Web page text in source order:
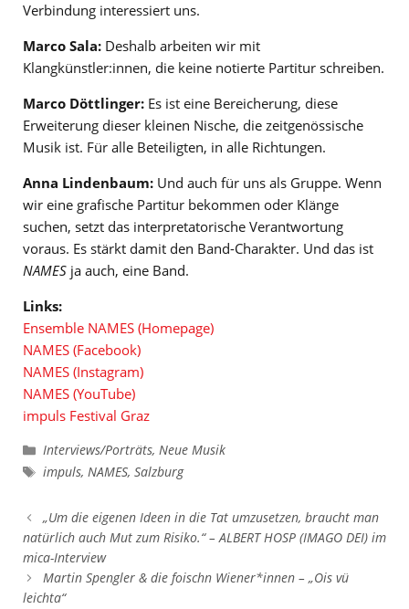
Verbindung interessiert uns.
Marco Sala: Deshalb arbeiten wir mit
Klangkünstler:innen, die keine notierte Partitur schreiben.
Marco Döttlinger: Es ist eine Bereicherung, diese
Erweiterung dieser kleinen Nische, die zeitgenössische
Musik ist. Für alle Beteiligten, in alle Richtungen.
Anna Lindenbaum: Und auch für uns als Gruppe. Wenn
wir eine grafische Partitur bekommen oder Klänge
suchen, setzt das interpretatorische Verantwortung
voraus. Es stärkt damit den Band-Charakter. Und das ist
NAMES ja auch, eine Band.
Links:
Ensemble NAMES (Homepage)
NAMES (Facebook)
NAMES (Instagram)
NAMES (YouTube)
impuls Festival Graz
Kategorien
Interviews/Porträts,Neue Musik
Schlagwörter
impuls, NAMES,Salzburg
„Um die eigenen Ideen in die Tat umzusetzen, braucht man
natürlich auch Mut zum Risiko.“ – ALBERT HOSP (IMAGO DEI) im
mica-Interview
Martin Spengler & die foischn Wiener*innen – „Ois vü
leichta“